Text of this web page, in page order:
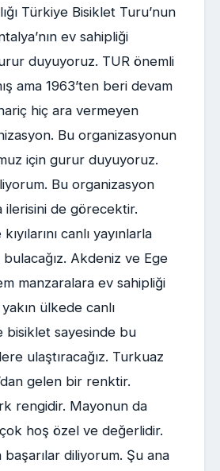
Türkiye Bisiklet Turu’nun
ev sahipliği
duyuyoruz. TUR önemli
ama 1963’ten beri devam
hiç ara vermeyen
Bu organizasyonun
için gurur duyuyoruz.
Bu organizasyon
ilerisini de görecektir.
canlı yayınlarla
bulacağız. Akdeniz ve Ege
manzaralara ev sahipliği
ülkede canlı
bisiklet sayesinde bu
ulaştıracağız. Turkuaz
gelen bir renktir.
rengidir. Mayonun da
hoş özel ve değerlidir.
diliyorum. Şu ana